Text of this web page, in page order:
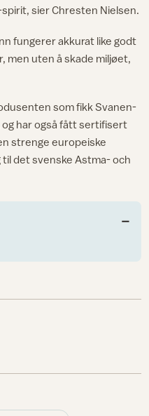
sier Chresten Nielsen.
fungerer akkurat like godt
men uten å skade miljøet,
som fikk Svanen-
har også fått sertifisert
strenge europeiske
det svenske Astma- och